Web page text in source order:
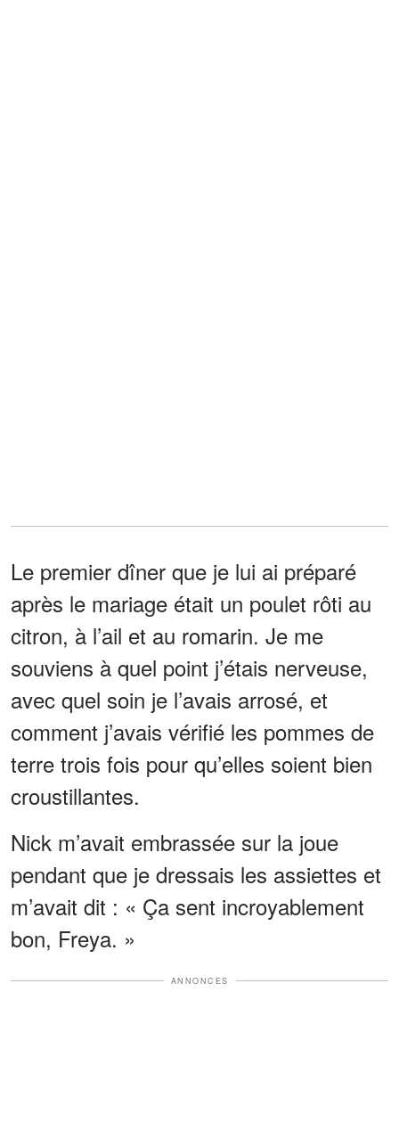
Le premier dîner que je lui ai préparé
après le mariage était un poulet rôti au
citron, à l’ail et au romarin. Je me
souviens à quel point j’étais nerveuse,
avec quel soin je l’avais arrosé, et
comment j’avais vérifié les pommes de
terre trois fois pour qu’elles soient bien
croustillantes.
Nick m’avait embrassée sur la joue
pendant que je dressais les assiettes et
m’avait dit : « Ça sent incroyablement
bon, Freya. »
ANNONCES